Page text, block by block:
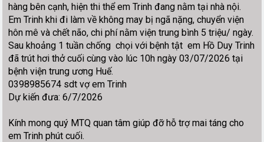
hàng bên cạnh, hiện thi thể em Trinh đang nằm tại nhà nội.
Em Trinh khi đi làm về không may bị ngã nặng, chuyển viện
hôn mê và chết não, chi phí nằm viện trung bình 5 triệu/ ngày.
Sau khoảng 1 tuần chống chọi với bệnh tật em Hồ Duy Trinh
đã trút hơi thở cuối cùng vào lúc 10h ngày 03/07/2026 tại
bệnh viện trung ương Huế.
0398985674 sdt vợ em Trinh
Dự kiến đưa: 6/7/2026
Kính mong quý MTQ quan tâm giúp đỡ hỗ trợ mai táng cho
em Trinh phút cuối.